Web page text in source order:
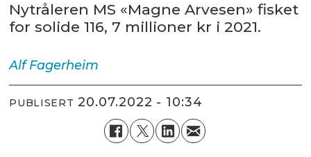
Nytråleren MS «Magne Arvesen» fisket
for solide 116, 7 millioner kr i 2021.
Alf Fagerheim
PUBLISERT 20.07.2022 - 10:34